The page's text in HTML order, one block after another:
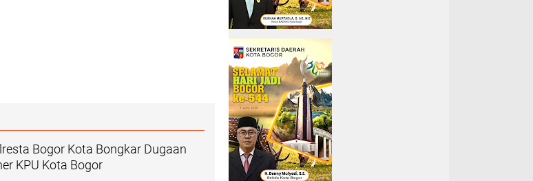
Bogor Kota Bongkar Dugaan
KPU Kota Bogor